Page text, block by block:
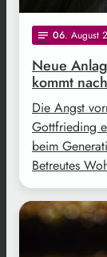
notes 06. August
Neue
kommt
Die Angst
Gottfrieding
beim
Betreutes